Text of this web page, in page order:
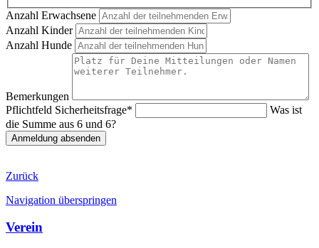
Anzahl Erwachsene
Anzahl Kinder
Anzahl Hunde
Bemerkungen
Pflichtfeld Sicherheitsfrage*
Was ist
die Summe aus 6 und 6?
Anmeldung absenden
Zurück
Navigation überspringen
Verein